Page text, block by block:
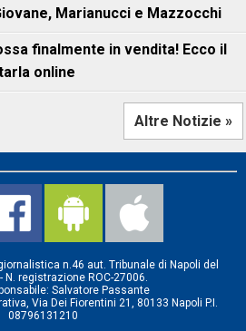
Marianucci e Mazzocchi
finalmente in vendita! Ecco il
online
Altre Notizie »
n.46 aut. Tribunale di Napoli del
registrazione ROC-27006.
Salvatore Passante
Via Dei Fiorentini 21, 80133 Napoli P.I.
08796131210